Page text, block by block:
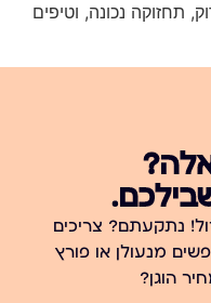
תחזוקה נכונה, וטיפים
נתקעתם? צריכים
מנעולן או פורץ
הוגן?